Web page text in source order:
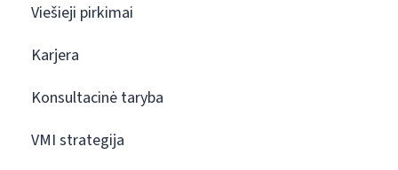
Viešieji pirkimai
Karjera
Konsultacinė taryba
VMI strategija